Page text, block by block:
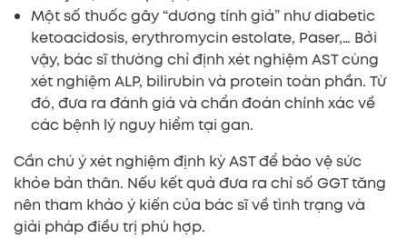
Một số thuốc gây “dương tính giả” như diabetic
ketoacidosis, erythromycin estolate, Paser,… Bởi
vậy, bác sĩ thường chỉ định xét nghiệm AST cùng
xét nghiệm ALP, bilirubin và protein toàn phần. Từ
đó, đưa ra đánh giá và chẩn đoán chính xác về
các bệnh lý nguy hiểm tại gan.
Cần chú ý xét nghiệm định kỳ AST để bảo vệ sức
khỏe bản thân. Nếu kết quả đưa ra chỉ số GGT tăng
nên tham khảo ý kiến của bác sĩ về tình trạng và
giải pháp điều trị phù hợp.